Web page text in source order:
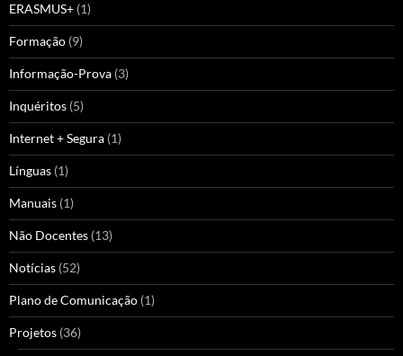
ERASMUS+ (1)
Formação (9)
Informação-Prova (3)
Inquéritos (5)
Internet + Segura (1)
Línguas (1)
Manuais (1)
Não Docentes (13)
Notícias (52)
Plano de Comunicação (1)
Projetos (36)